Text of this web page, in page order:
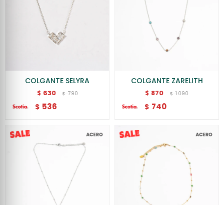
COLGANTE SELYRA
$ 630 $ 790
$ 536
COLGANTE ZARELITH
$ 870 $ 1.090
$ 740